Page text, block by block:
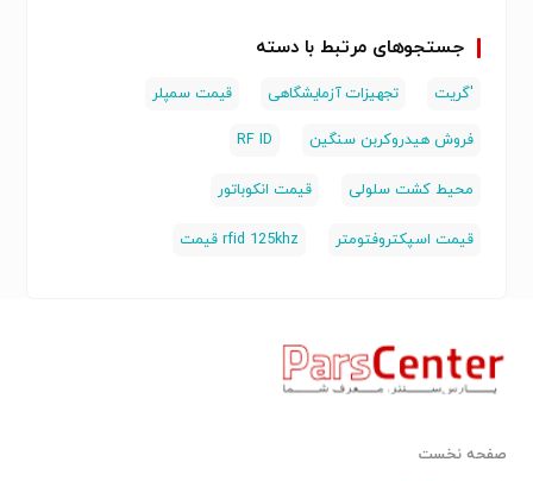
جستجوهای مرتبط با دسته
'گریت تجهیزات آزمایشگاهی قیمت سمپلر
فروش هیدروکربن سنگین RF ID
محیط کشت سلولی قیمت انکوباتور
قیمت اسپکتروفتومتر rfid 125khz قیمت
صفحه نخست